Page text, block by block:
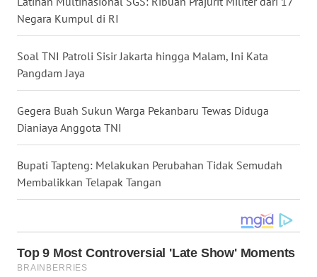
Negara Kumpul di RI
Soal TNI Patroli Sisir Jakarta hingga Malam, Ini Kata
Pangdam Jaya
Gegera Buah Sukun Warga Pekanbaru Tewas Diduga
Dianiaya Anggota TNI
Bupati Tapteng: Melakukan Perubahan Tidak Semudah
Membalikkan Telapak Tangan
LAMPUNG
WN
JATENG
WN
NUSANTARA
JOGJA
WN